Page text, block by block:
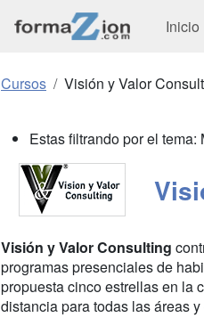
Inicio
Cursos Visión y Valor
Estas filtrando por el tema:
Visión y Valor Consulting
programas presenciales de
propuesta cinco estrellas en la
distancia para todas las áreas